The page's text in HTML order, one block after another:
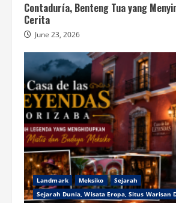
Contaduría, Benteng Tua yang
Cerita
June 23, 2026
Landmark Meksiko
Sejarah
Sejarah Dunia, Wisata Eropa, Situs Warisan